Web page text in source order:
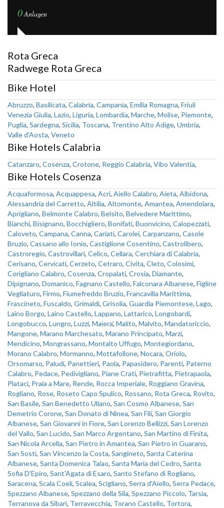
0Anlagen
Rota Greca
Radwege Rota Greca
Bike Hotel
Abruzzo, Basilicata, Calabria, Campania, Emilia Romagna, Friuli
Venezia Giulia, Lazio, Liguria, Lombardia, Marche, Molise, Piemonte,
Puglia, Sardegna, Sicilia, Toscana, Trentino Alto Adige, Umbria,
Valle d'Aosta, Veneto
Bike Hotels Calabria
Catanzaro, Cosenza, Crotone, Reggio Calabria, Vibo Valentia,
Bike Hotels Cosenza
Acquaformosa, Acquappesa, Acri, Aiello Calabro, Aieta, Albidona,
Alessandria del Carretto, Altilia, Altomonte, Amantea, Amendolara,
Aprigliano, Belmonte Calabro, Belsito, Belvedere Marittimo,
Bianchi, Bisignano, Bocchigliero, Bonifati, Buonvicino, Calopezzati,
Caloveto, Campana, Canna, Cariati, Carolei, Carpanzano, Casole
Bruzio, Cassano allo Ionio, Castiglione Cosentino, Castrolibero,
Castroregio, Castrovillari, Celico, Cellara, Cerchiara di Calabria,
Cerisano, Cervicati, Cerzeto, Cetraro, Civita, Cleto, Colosimi,
Corigliano Calabro, Cosenza, Cropalati, Crosia, Diamante,
Dipignano, Domanico, Fagnano Castello, Falconara Albanese, Figline
Vegliaturo, Firmo, Fiumefreddo Bruzio, Francavilla Marittima,
Frascineto, Fuscaldo, Grimaldi, Grisolia, Guardia Piemontese, Lago,
Laino Borgo, Laino Castello, Lappano, Lattarico, Longobardi,
Longobucco, Lungro, Luzzi, Maiera', Malito, Malvito, Mandatoriccio,
Mangone, Marano Marchesato, Marano Principato, Marzi,
Mendicino, Mongrassano, Montalto Uffugo, Montegiordano,
Morano Calabro, Mormanno, Mottafollone, Nocara, Oriolo,
Orsomarso, Paludi, Panettieri, Paola, Papasidero, Parenti, Paterno
Calabro, Pedace, Pedivigliano, Piane Crati, Pietrafitta, Pietrapaola,
Plataci, Praia a Mare, Rende, Rocca Imperiale, Roggiano Gravina,
Rogliano, Rose, Roseto Capo Spulico, Rossano, Rota Greca, Rovito,
San Basile, San Benedetto Ullano, San Cosmo Albanese, San
Demetrio Corone, San Donato di Ninea, San Fili, San Giorgio
Albanese, San Giovanni in Fiore, San Lorenzo Bellizzi, San Lorenzo
del Vallo, San Lucido, San Marco Argentano, San Martino di Finita,
San Nicola Arcella, San Pietro in Amantea, San Pietro in Guarano,
San Sosti, San Vincenzo la Costa, Sangineto, Santa Caterina
Albanese, Santa Domenica Talao, Santa Maria del Cedro, Santa
Sofia D'Epiro, Sant'Agata di Esaro, Santo Stefano di Rogliano,
Saracena, Scala Coeli, Scalea, Scigliano, Serra d'Aiello, Serra Pedace,
Spezzano Albanese, Spezzano della Sila, Spezzano Piccolo, Tarsia,
Terranova da Sibari, Terravecchia, Torano Castello, Tortora,